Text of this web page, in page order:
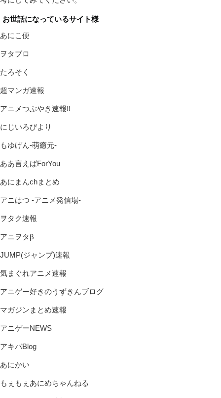
お世話になっているサイト様
あにこ便
ヲタブロ
たろそく
超マンガ速報
アニメつぶやき速報!!
にじいろびより
もゆげん-萌癒元-
ああ言えばForYou
あにまんchまとめ
アニはつ -アニメ発信場-
ヲタク速報
アニヲタβ
JUMP(ジャンプ)速報
気まぐれアニメ速報
アニゲー好きのうずきんブログ
マガジンまとめ速報
アニゲーNEWS
アキバBlog
あにかい
もぇもぇあにめちゃんねる